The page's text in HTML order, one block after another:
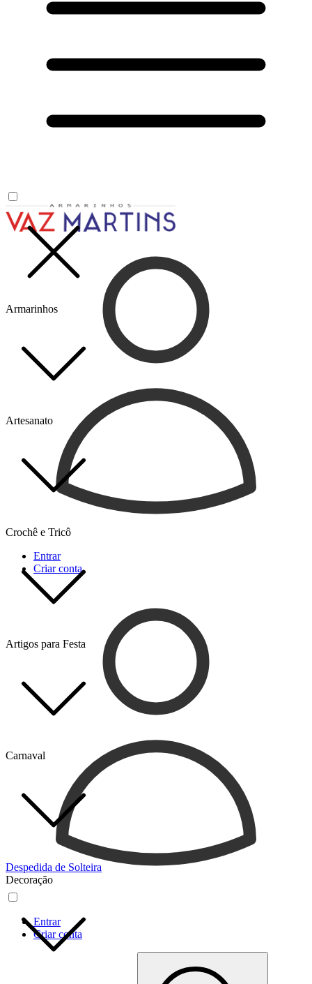
Armarinhos
Artesanato
Crochê e Tricô
Artigos para Festa
Carnaval
Despedida de Solteira
Decoração
Entrar
Criar conta
Entrar
Criar conta